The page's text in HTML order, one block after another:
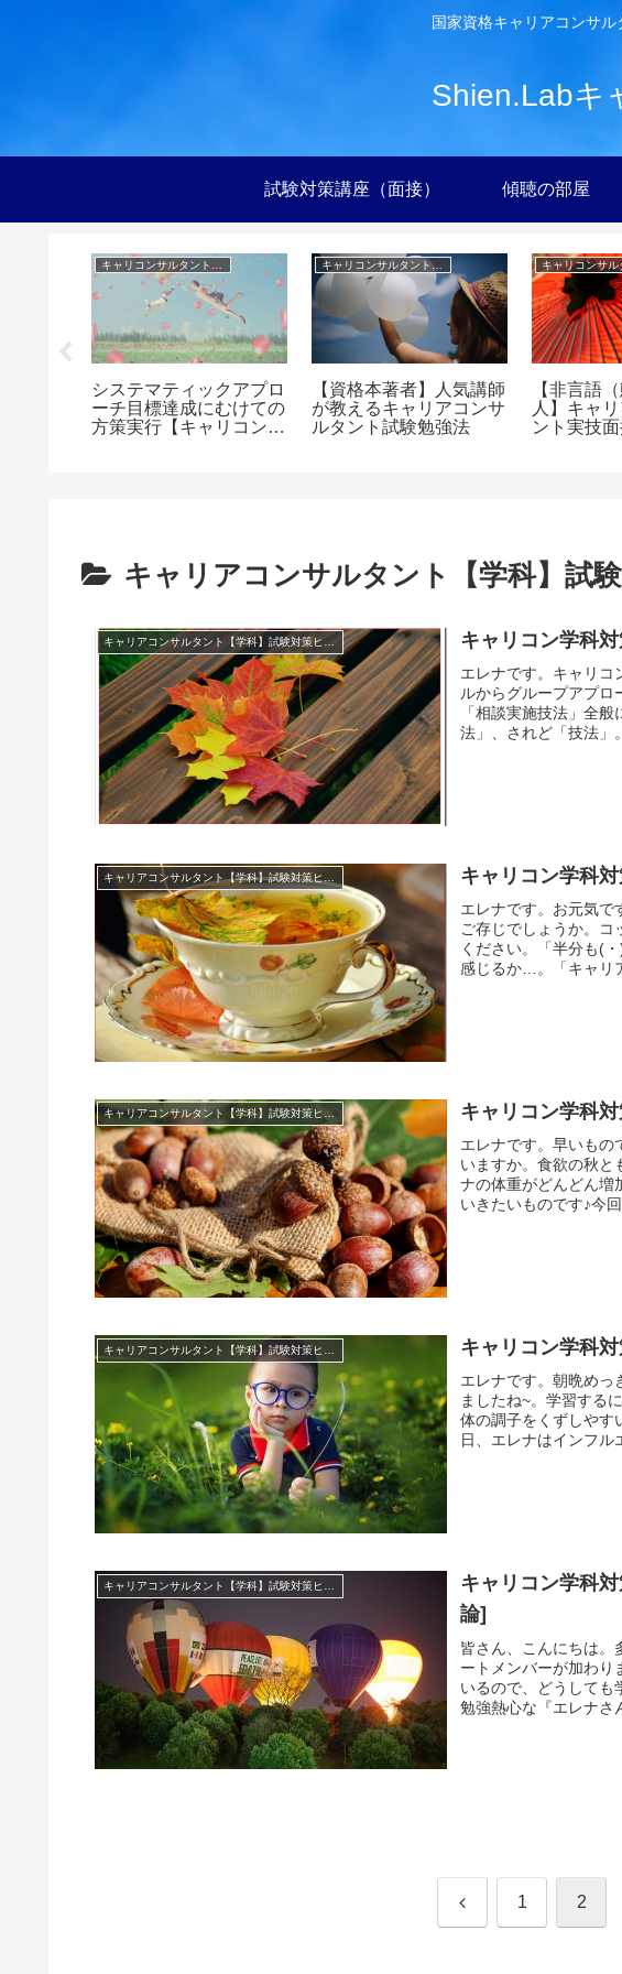
国家資格キャリアコンサ
Shien.Labキ
試験対策講座（面接） 傾聴の部屋
システマティックアプロ
ーチ目標達成にむけての
方策実行【キャリコン面
キャリコンサルタント試験【実技】対策ヒント集
【資格本著者】人気講師
が教えるキャリアコンサ
ルタント試験勉強法
【非言語
人】キャ
ント実技
キャリアコンサルタント【学科】試
キャリアコンサルタント【学科】試験対策ヒント集 キャリコン学科
エレナです。キャリコ
ルからグループアプロ
「相談実施技法」全
法」、されど「技法」
キャリコン学科
エレナです。お元気で
ご存じでしょうか。コ
ください。「半分も(
感じるか…。「キャリ
キャリアコンサルタント【学科】試験対策ヒント集 キャリコン学科
エレナです。早いもの
いますか。食欲の秋と
ナの体重がどんどん増
いきたいものです♪今
キャリコン学科
エレナです。朝晩めっ
ましたね~。学習する
体の調子をくずしやす
日、エレナはインフル
キャリコン学科
論]
皆さん、こんにちは。
ートメンバーが加わり
いるので、どうしても
勉強熱心な『エレナさ
前 1 2